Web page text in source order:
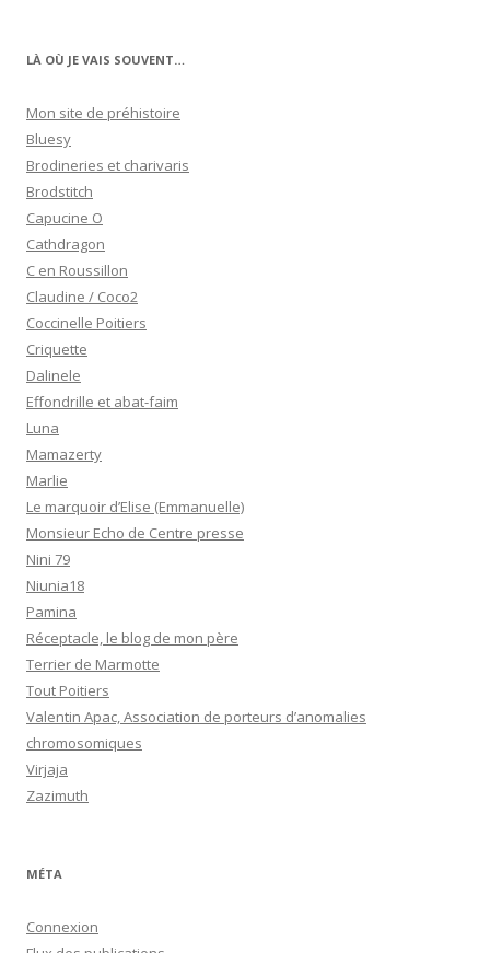
LÀ OÙ JE VAIS SOUVENT…
Mon site de préhistoire
Bluesy
Brodineries et charivaris
Brodstitch
Capucine O
Cathdragon
C en Roussillon
Claudine / Coco2
Coccinelle Poitiers
Criquette
Dalinele
Effondrille et abat-faim
Luna
Mamazerty
Marlie
Le marquoir d’Elise (Emmanuelle)
Monsieur Echo de Centre presse
Nini 79
Niunia18
Pamina
Réceptacle, le blog de mon père
Terrier de Marmotte
Tout Poitiers
Valentin Apac, Association de porteurs d’anomalies
chromosomiques
Virjaja
Zazimuth
MÉTA
Connexion